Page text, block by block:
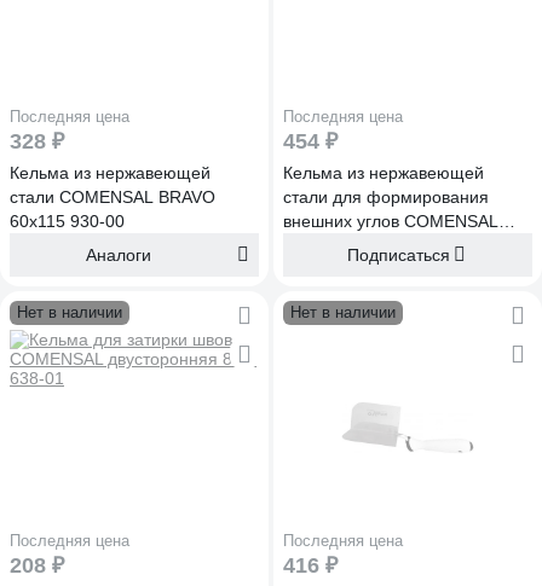
Последняя цена
328 ₽
Кельма из нержавеющей
стали COMENSAL BRAVO
60х115 930-00
Аналоги
Последняя цена
454 ₽
Кельма из нержавеющей
стали для формирования
внешних углов COMENSAL
45х80х270 632-00
Подписаться
Нет в наличии
Последняя цена
208 ₽
Нет в наличии
Последняя цена
416 ₽